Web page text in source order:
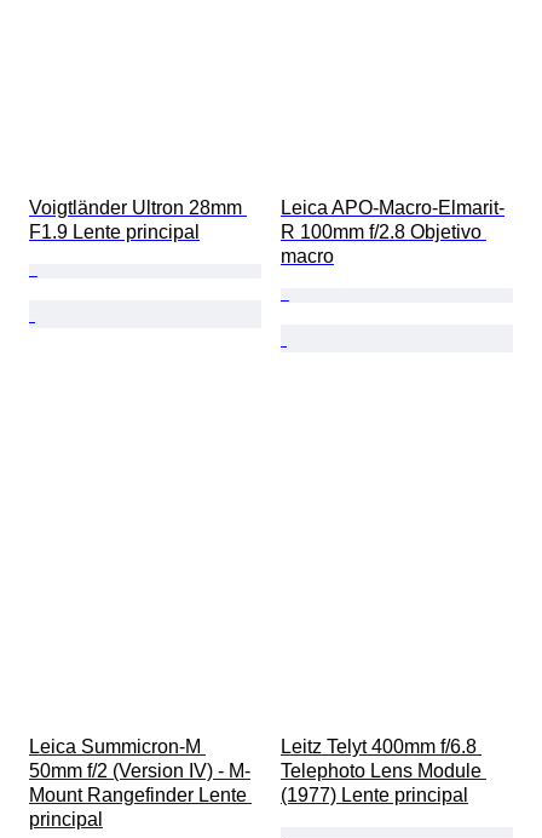
Voigtländer Ultron 28mm
F1.9 Lente principal
Leica APO-Macro-Elmarit-
R 100mm f/2.8 Objetivo
macro
Leica Summicron-M
50mm f/2 (Version IV) - M-
Mount Rangefinder Lente
principal
Leitz Telyt 400mm f/6.8
Telephoto Lens Module
(1977) Lente principal